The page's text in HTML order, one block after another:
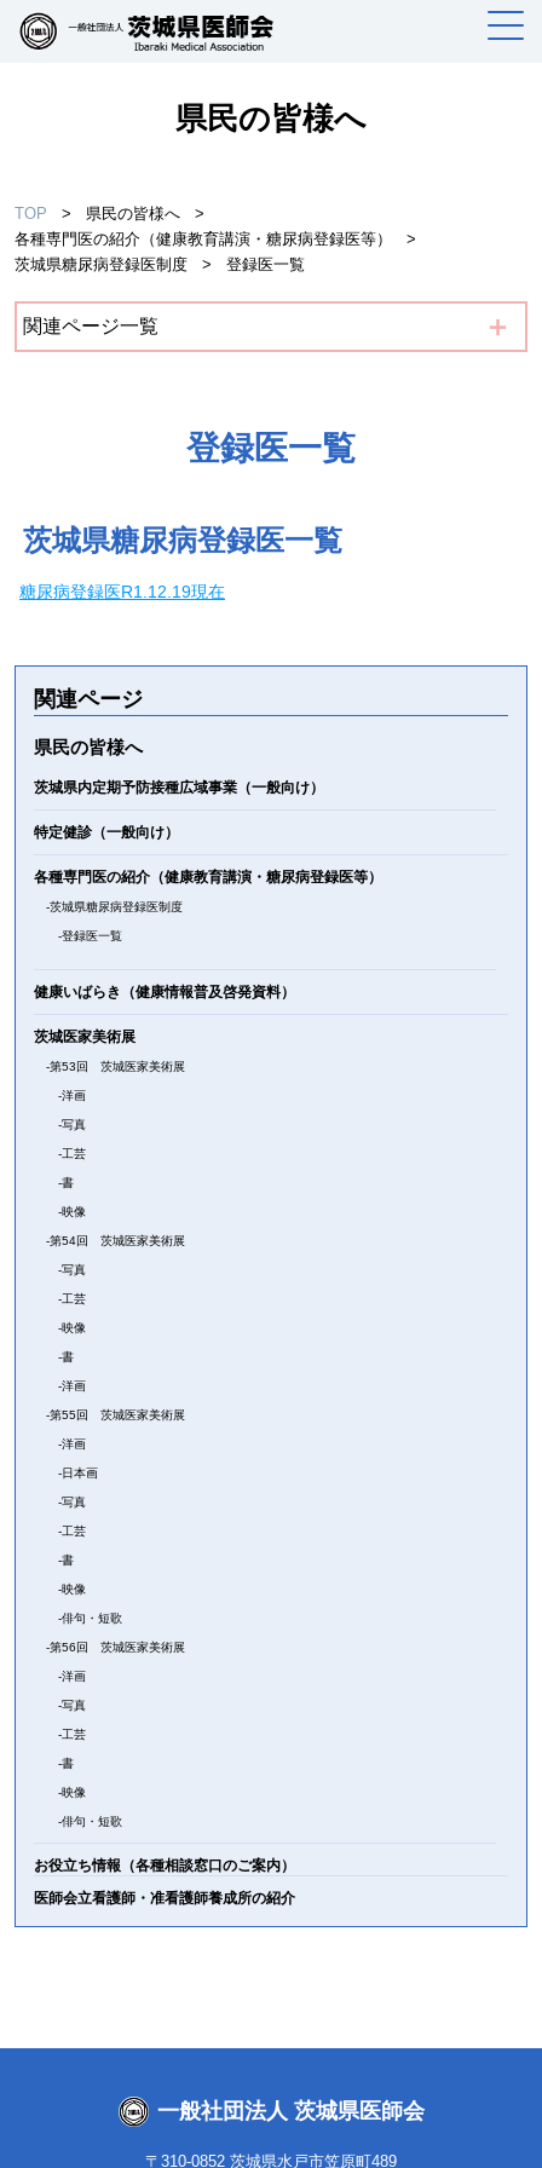
県民の皆様へ
TOP > 県民の皆様へ
>
各種専門医の紹介（健康教育講演・糖尿病登録医等）
>
茨城県糖尿病登録医制度
> 登録医一覧
関連ページ一覧 ＋
登録医一覧
茨城県糖尿病登録医一覧
糖尿病登録医R1.12.19現在
関連ページ
県民の皆様へ
茨城県内定期予防接種広域事業（一般向け）
特定健診（一般向け）
各種専門医の紹介（健康教育講演・糖尿病登録医等）
茨城県糖尿病登録医制度
登録医一覧
健康いばらき（健康情報普及啓発資料）
茨城医家美術展
第53回 茨城医家美術展
洋画
写真
工芸
書
映像
第54回 茨城医家美術展
写真
工芸
映像
書
洋画
第55回 茨城医家美術展
洋画
日本画
写真
工芸
書
映像
俳句・短歌
第56回 茨城医家美術展
洋画
写真
工芸
書
映像
俳句・短歌
お役立ち情報（各種相談窓口のご案内）
医師会立看護師・准看護師養成所の紹介
一般社団法人 茨城県医師会
〒310-0852 茨城県水戸市笠原町489